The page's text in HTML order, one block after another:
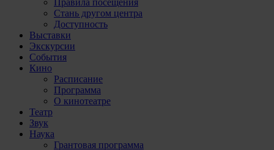
Правила посещения
Стань другом центра
Доступность
Выставки
Экскурсии
События
Кино
Расписание
Программа
О кинотеатре
Театр
Звук
Наука
Грантовая программа